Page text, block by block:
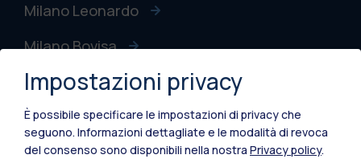
Milano Leonardo
Milano Bovisa
Cremona
Lecco
Mantova
Impostazioni privacy
È possibile specificare le impostazioni di privacy che
seguono. Informazioni dettagliate e le modalità di revoca
del consenso sono disponibili nella nostra Privacy policy.